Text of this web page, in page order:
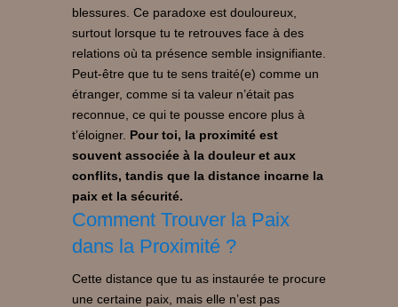
blessures. Ce paradoxe est douloureux,
surtout lorsque tu te retrouves face à des
relations où ta présence semble insignifiante.
Peut-être que tu te sens traité(e) comme un
étranger, comme si ta valeur n’était pas
reconnue, ce qui te pousse encore plus à
t’éloigner. Pour toi, la proximité est
souvent associée à la douleur et aux
conflits, tandis que la distance incarne la
paix et la sécurité.
Comment Trouver la Paix
dans la Proximité ?
Cette distance que tu as instaurée te procure
une certaine paix, mais elle n’est pas